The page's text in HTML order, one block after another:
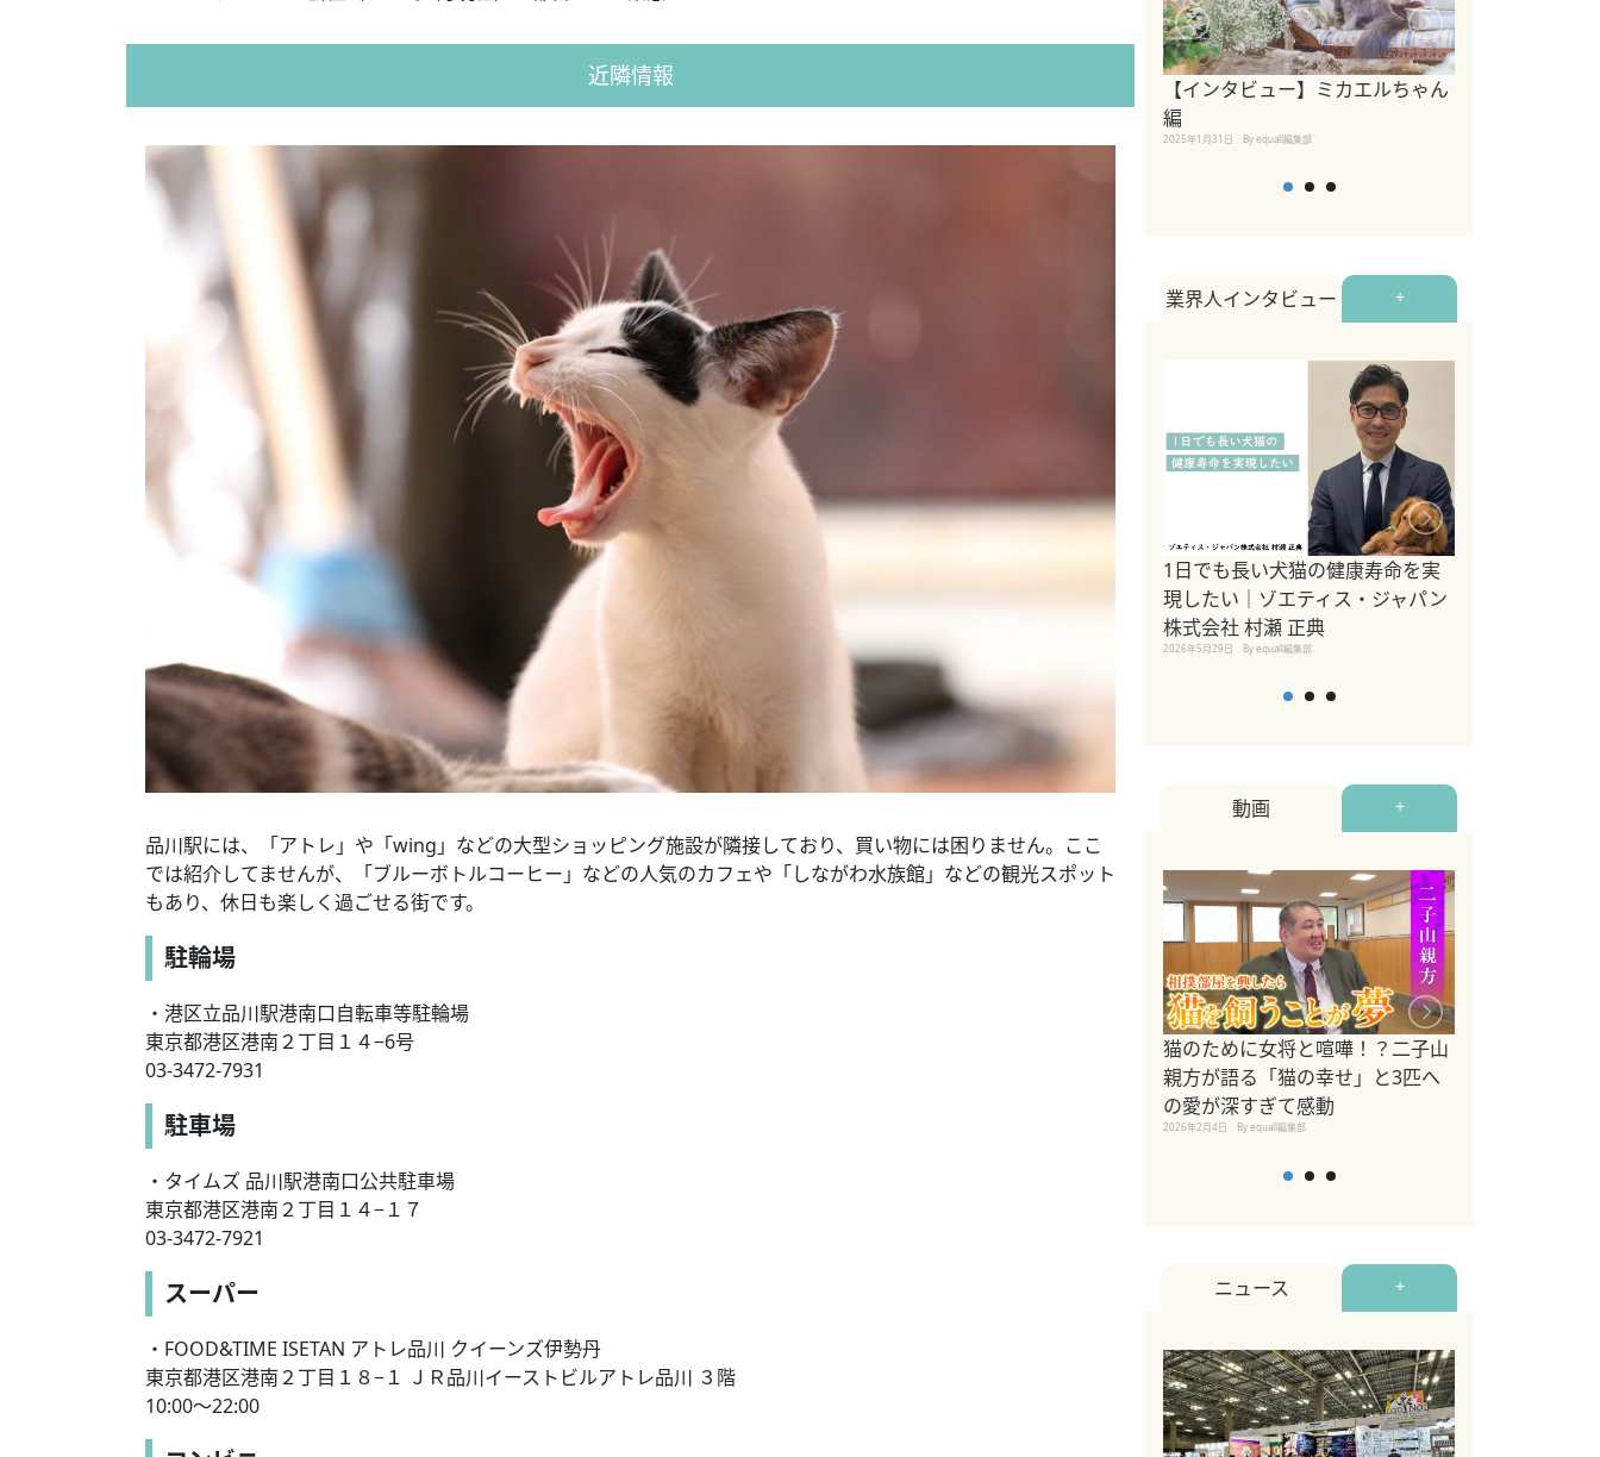
近隣情報
品川駅には、「アトレ」や「wing」などの大型ショッピング施設が隣接しており、買い物には困りません。ここ
では紹介してませんが、「ブルーボトルコーヒー」などの人気のカフェや「しながわ水族館」などの観光スポット
もあり、休日も楽しく過ごせる街です。
駐輪場
・港区立品川駅港南口自転車等駐輪場
東京都港区港南２丁目１４−6号
03-3472-7931
駐車場
・タイムズ 品川駅港南口公共駐車場
東京都港区港南２丁目１４−１７
03-3472-7921
スーパー
・FOOD&TIME ISETAN アトレ品川 クイーンズ伊勢丹
東京都港区港南２丁目１８−１ ＪＲ品川イーストビルアトレ品川 ３階
10:00〜22:00
【インタビュー】ミカエルちゃん
編
2025年1月31日 By equall編集部
業界人インタビュー +
1日でも長い犬猫の健康寿命を実
現したい｜ゾエティス・ジャパン
株式会社 村瀬 正典
2026年5月29日 By equall編集部
動画 +
猫のために女将と喧嘩！？二子山
親方が語る「猫の幸せ」と3匹へ
の愛が深すぎて感動
2026年2月4日 By equall編集部
ニュース +